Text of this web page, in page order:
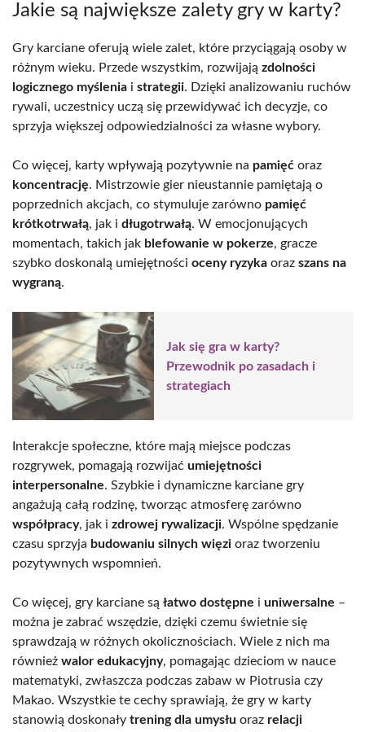
Jakie są największe zalety gry w karty?
Gry karciane oferują wiele zalet, które przyciągają osoby w
różnym wieku. Przede wszystkim, rozwijają zdolności
logicznego myślenia i strategii. Dzięki analizowaniu ruchów
rywali, uczestnicy uczą się przewidywać ich decyzje, co
sprzyja większej odpowiedzialności za własne wybory.
Co więcej, karty wpływają pozytywnie na pamięć oraz
koncentrację. Mistrzowie gier nieustannie pamiętają o
poprzednich akcjach, co stymuluje zarówno pamięć
krótkotrwałą, jak i długotrwałą. W emocjonujących
momentach, takich jak blefowanie w pokerze, gracze
szybko doskonalą umiejętności oceny ryzyka oraz szans na
wygraną.
Jak się gra w karty?
Przewodnik po zasadach i
strategiach
Interakcje społeczne, które mają miejsce podczas
rozgrywek, pomagają rozwijać umiejętności
interpersonalne. Szybkie i dynamiczne karciane gry
angażują całą rodzinę, tworząc atmosferę zarówno
współpracy, jak i zdrowej rywalizacji. Wspólne spędzanie
czasu sprzyja budowaniu silnych więzi oraz tworzeniu
pozytywnych wspomnień.
Co więcej, gry karciane są łatwo dostępne i uniwersalne –
można je zabrać wszędzie, dzięki czemu świetnie się
sprawdzają w różnych okolicznościach. Wiele z nich ma
również walor edukacyjny, pomagając dzieciom w nauce
matematyki, zwłaszcza podczas zabaw w Piotrusia czy
Makao. Wszystkie te cechy sprawiają, że gry w karty
stanowią doskonały trening dla umysłu oraz relacji